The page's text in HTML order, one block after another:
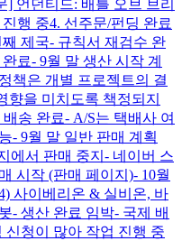
언던티드: 배틀 오브 브리
행 중4. 선주문/펀딩 완료
제국- 규칙서 재검수 완
료- 9월 말 생산 시작 계
책은 개별 프로젝트의 결
향을 미치도록 책정되지
송 완료- A/S는 택배사 여
- 9월 말 일반 판매 계획
에서 판매 중지- 네이버 스
시작 (판매 페이지)- 10월
사이베리온 & 실비온, 바
- 생산 완료 임박- 국제 배
신청이 많아 작업 진행 중